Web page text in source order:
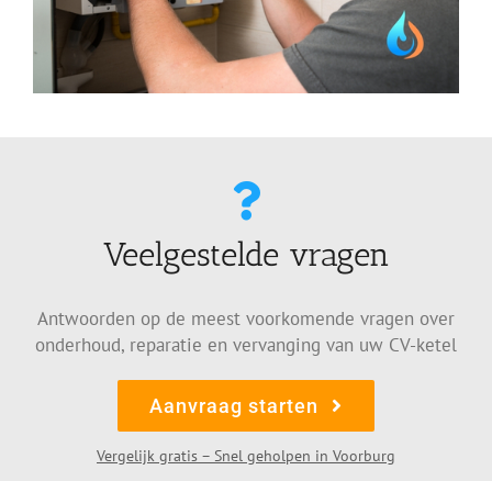
Veelgestelde vragen
Antwoorden op de meest voorkomende vragen over
onderhoud, reparatie en vervanging van uw CV-ketel
Aanvraag starten
Vergelijk gratis – Snel geholpen in Voorburg